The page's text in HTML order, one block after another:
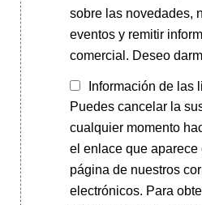
sobre las novedades,
eventos y remitir
comercial. Deseo
Información de las
Puedes cancelar la
cualquier momento
el enlace que aparece
página de nuestros
electrónicos. Para